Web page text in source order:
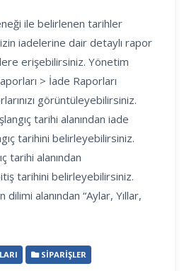
ile belirlenen tarihler
iadelerine dair detaylı rapor
erişebilirsiniz. Yönetim
> İade Raporları
görüntüleyebilirsiniz.
tarihi alanından iade
tarihini belirleyebilirsiniz.
tarihi alanından
tarihini belirleyebilirsiniz.
dilimi alanından “Aylar, Yıllar,
SIPARIŞLER